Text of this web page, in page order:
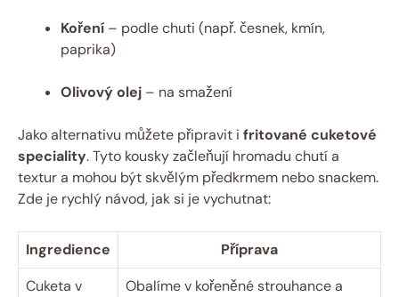
Koření – podle chuti (např. česnek, kmín,
paprika)
Olivový olej – na smažení
Jako alternativu můžete připravit i fritované cuketové
speciality. Tyto kousky začleňují hromadu chutí a
textur a mohou být skvělým předkrmem nebo snackem.
Zde je rychlý návod, jak si je vychutnat:
Ingredience
Příprava
Cuketa v
Obalíme v kořeněné strouhance a